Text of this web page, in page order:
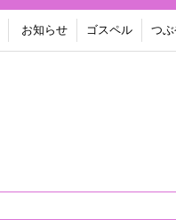
お知らせ ゴスペル つ